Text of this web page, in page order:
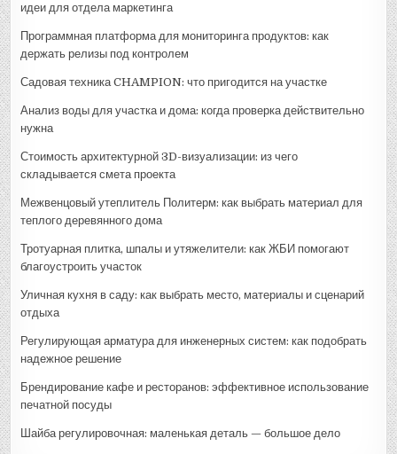
идеи для отдела маркетинга
Программная платформа для мониторинга продуктов: как
держать релизы под контролем
Садовая техника CHAMPION: что пригодится на участке
Анализ воды для участка и дома: когда проверка действительно
нужна
Стоимость архитектурной 3D-визуализации: из чего
складывается смета проекта
Межвенцовый утеплитель Политерм: как выбрать материал для
теплого деревянного дома
Тротуарная плитка, шпалы и утяжелители: как ЖБИ помогают
благоустроить участок
Уличная кухня в саду: как выбрать место, материалы и сценарий
отдыха
Регулирующая арматура для инженерных систем: как подобрать
надежное решение
Брендирование кафе и ресторанов: эффективное использование
печатной посуды
Шайба регулировочная: маленькая деталь — большое дело